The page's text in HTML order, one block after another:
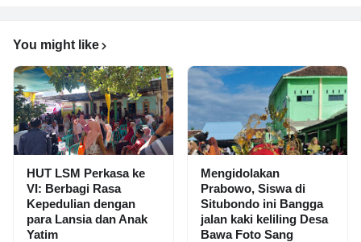
You might like
HUT LSM Perkasa ke
VI: Berbagi Rasa
Kepedulian dengan
para Lansia dan Anak
Yatim
Mengidolakan
Prabowo, Siswa di
Situbondo ini Bangga
jalan kaki keliling Desa
Bawa Foto Sang